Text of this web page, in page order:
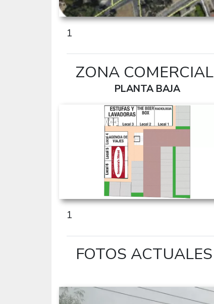
1
ZONA COMERCIAL
PLANTA BAJA
1
FOTOS ACTUALES